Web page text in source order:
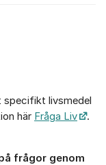
specifikt livsmedel
här Fråga Liv .
frågor genom